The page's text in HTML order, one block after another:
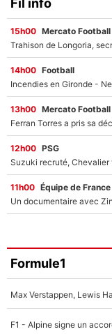
Fil info
15h00 Mercato Football
14h00 Football
13h00 Mercato Football
12h00 PSG
11h00 Équipe de France
Formule1